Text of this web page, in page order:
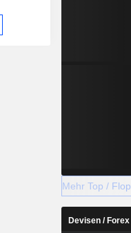
Mehr Top / Flop
Devisen / Forex